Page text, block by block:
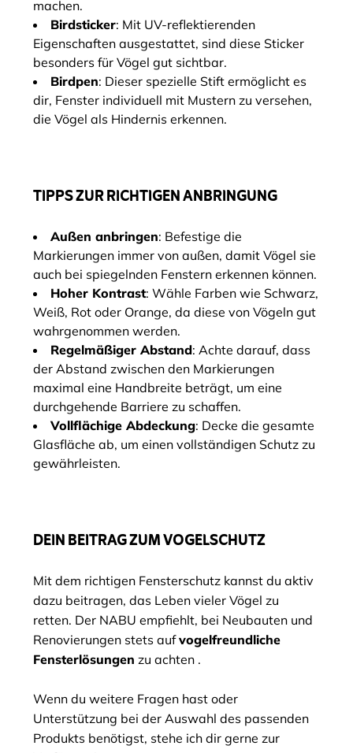
machen.
Birdsticker: Mit UV-reflektierenden
Eigenschaften ausgestattet, sind diese Sticker
besonders für Vögel gut sichtbar.
Birdpen: Dieser spezielle Stift ermöglicht es
dir, Fenster individuell mit Mustern zu versehen,
die Vögel als Hindernis erkennen.
TIPPS ZUR RICHTIGEN ANBRINGUNG
Außen anbringen: Befestige die
Markierungen immer von außen, damit Vögel sie
auch bei spiegelnden Fenstern erkennen können.
Hoher Kontrast: Wähle Farben wie Schwarz,
Weiß, Rot oder Orange, da diese von Vögeln gut
wahrgenommen werden.
Regelmäßiger Abstand: Achte darauf, dass
der Abstand zwischen den Markierungen
maximal eine Handbreite beträgt, um eine
durchgehende Barriere zu schaffen.
Vollflächige Abdeckung: Decke die gesamte
Glasfläche ab, um einen vollständigen Schutz zu
gewährleisten.
DEIN BEITRAG ZUM VOGELSCHUTZ
Mit dem richtigen Fensterschutz kannst du aktiv
dazu beitragen, das Leben vieler Vögel zu
retten. Der NABU empfiehlt, bei Neubauten und
Renovierungen stets aufvogelfreundliche
Fensterlösungen zu achten .
Wenn du weitere Fragen hast oder
Unterstützung bei der Auswahl des passenden
Produkts benötigst, stehe ich dir gerne zur